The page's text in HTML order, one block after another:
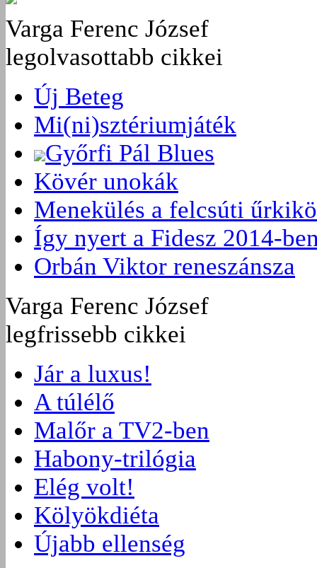
Varga Ferenc József
legolvasottabb cikkei
Új Beteg
Mi(ni)sztériumjáték
Győrfi Pál Blues
Kövér unokák
Menekülés a felcsúti
Így nyert a Fidesz 2014-
Orbán Viktor reneszánsza
Varga Ferenc József
legfrissebb cikkei
Jár a luxus!
A túlélő
Malőr a TV2-ben
Habony-trilógia
Elég volt!
Kölyökdiéta
Újabb ellenség